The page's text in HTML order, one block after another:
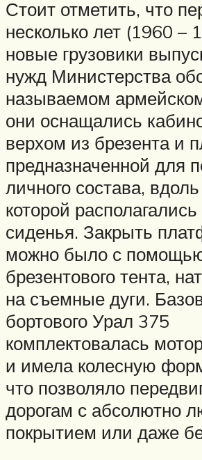
Стоит отметить, что
несколько лет (1960 –
новые грузовики
нужд Министерства
называемом
они оснащались
верхом из брезента и
предназначенной для
личного состава,
которой
сиденья. Закрыть
можно было с
брезентового тента,
на съемные дуги.
бортового Урал 375
комплектовалась
и имела колесную
что позволяло
дорогам с абсолютно
покрытием или даже